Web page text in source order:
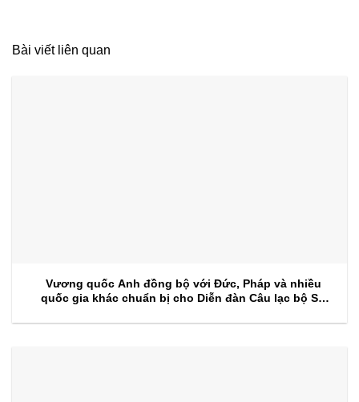
Bài viết liên quan
Vương quốc Anh đồng bộ với Đức, Pháp và nhiều
quốc gia khác chuẩn bị cho Diễn đàn Câu lạc bộ Sự